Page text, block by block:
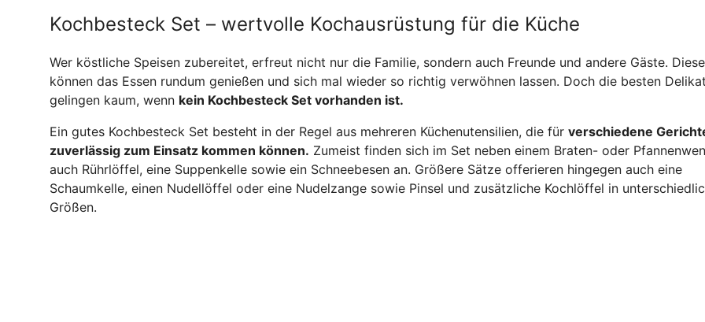
Kochbesteck Set – wertvolle Kochausrüstung für die Küche
Wer köstliche Speisen zubereitet, erfreut nicht nur die Familie, sondern auch Freunde und andere Gäste. Diese
können das Essen rundum genießen und sich mal wieder so richtig verwöhnen lassen. Doch die besten
gelingen kaum, wenn kein Kochbesteck Set vorhanden ist.
Ein gutes Kochbesteck Set besteht in der Regel aus mehreren Küchenutensilien, die für verschiedene
zuverlässig zum Einsatz kommen können. Zumeist finden sich im Set neben einem Braten- oder
auch Rührlöffel, eine Suppenkelle sowie ein Schneebesen an. Größere Sätze offerieren hingegen auch eine
Schaumkelle, einen Nudellöffel oder eine Nudelzange sowie Pinsel und zusätzliche Kochlöffel in
Größen.